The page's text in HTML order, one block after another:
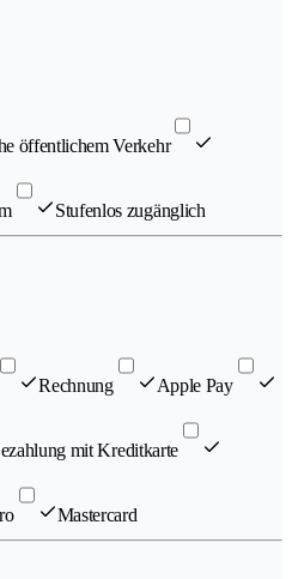
öffentlichem Verkehr
Stufenlos zugänglich
Rechnung Apple Pay
mit Kreditkarte
Mastercard